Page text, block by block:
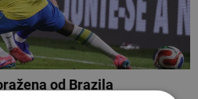
od Brazila